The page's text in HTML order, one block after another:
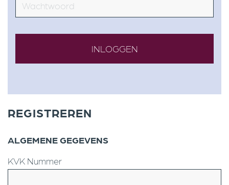
REGISTREREN
ALGEMENE GEGEVENS
KVK Nummer